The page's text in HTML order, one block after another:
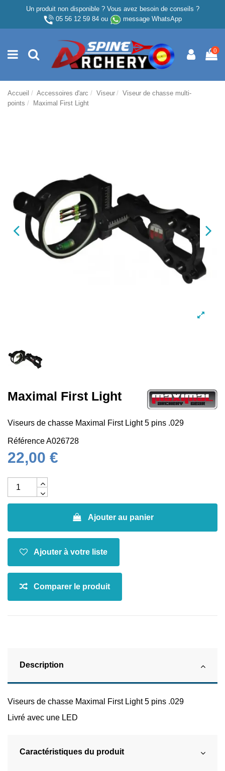
Un produit non disponible ? Vous avez besoin de conseils ?
05 56 12 59 84ou message WhatsApp
0
Accueil Accessoires d'arc Viseur
Viseur de chasse multi-
points
Maximal First Light
Maximal First Light
Viseurs de chasse Maximal First Light 5 pins .029
RéférenceA026728
22,00 €
Ajouter au panier
Description
Viseurs de chasse Maximal First Light 5 pins .029
Livré avec une LED
Caractéristiques du produit